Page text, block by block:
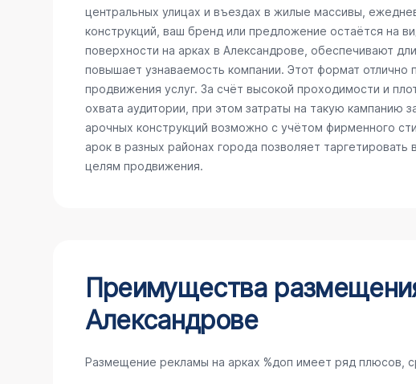
центральных улицах и въездах в жилые массивы,
конструкций, ваш бренд или предложение остаётся на
поверхности на арках в Александрове, обеспечивают
повышает узнаваемость компании. Этот формат
продвижения услуг. За счёт высокой проходимости и
охвата аудитории, при этом затраты на такую
арочных конструкций возможно с учётом фирменного
арок в разных районах города позволяет
целям продвижения.
Преимущества
Александрове
Размещение рекламы на арках %доп имеет ряд плюсов,